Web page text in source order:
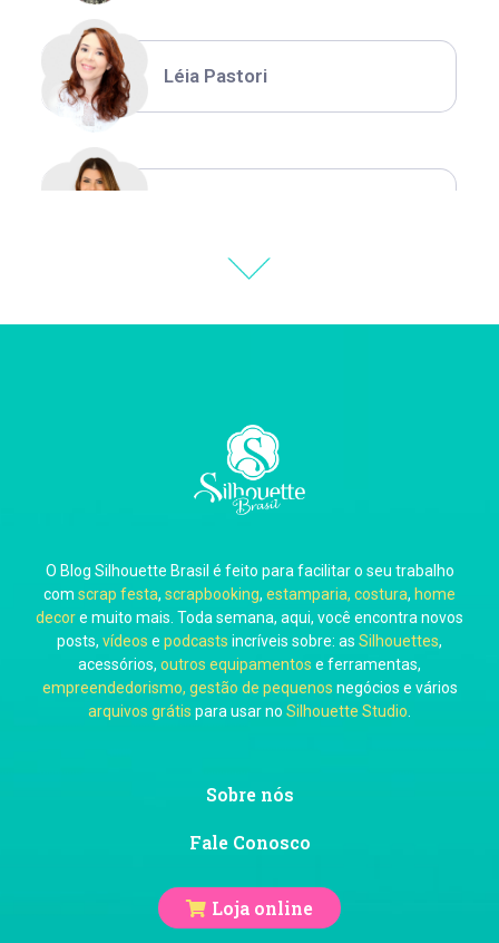
Léia Pastori
Thiara Ney
Carla Eschberger
Carol Pessoa
Ju Mirthes
O Blog Silhouette Brasil é feito para facilitar o seu trabalho
com scrap festa, scrapbooking, estamparia, costura, home
decore muito mais. Toda semana, aqui, você encontra novos
posts, vídeos e podcasts incríveis sobre: as Silhouettes,
acessórios, outros equipamentos e ferramentas,
empreendedorismo, gestão de pequenos negócios e vários
arquivos grátis para usar no Silhouette Studio.
Sobre nós
Fale Conosco
Loja online